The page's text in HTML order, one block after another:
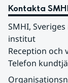
Kontakta
SMHI,
institut
Reception och
Telefon